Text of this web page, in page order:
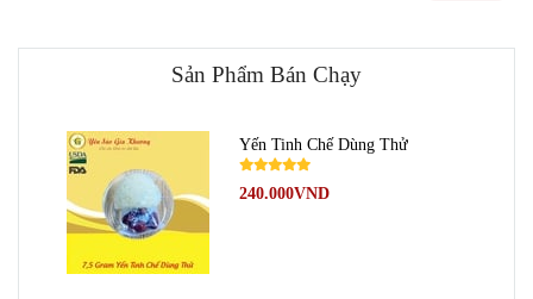
Sản Phẩm Bán Chạy
Yến Tinh Chế Dùng Thử
240.000VND